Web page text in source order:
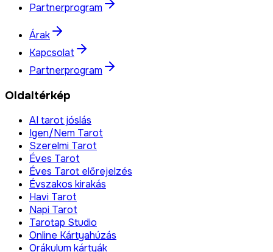
Partnerprogram
Árak
Kapcsolat
Partnerprogram
Oldaltérkép
AI tarot jóslás
Igen/Nem Tarot
Szerelmi Tarot
Éves Tarot
Éves Tarot előrejelzés
Évszakos kirakás
Havi Tarot
Napi Tarot
Tarotap Studio
Online Kártyahúzás
Orákulum kártyák